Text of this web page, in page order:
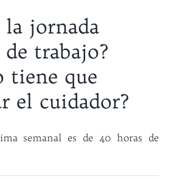
la jornada
trabajo?
tiene que
el cuidador?
semanal es de 40 horas de